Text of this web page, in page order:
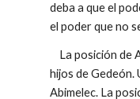
deba a que el
el poder que no
La posición de
hijos de Gedeón.
Abimelec. La